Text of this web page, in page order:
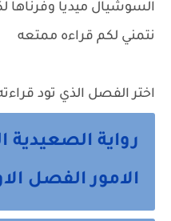
السوشيال ميديا وفرناها
نتمني لكم قراءه ممتعه
اختر الفصل الذي تود
رواية الصعيدية
الامور الفصل